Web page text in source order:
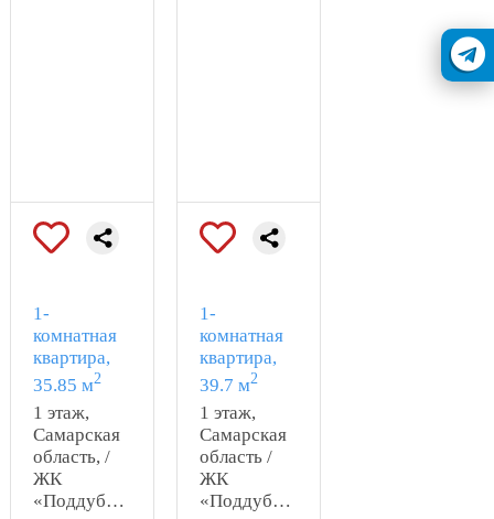
- Цена действует только на
старте продаж, идеально
https://наш.дом.рф
1-
комнатная
квартира,
35.85 м2
1 этаж,
Самарская
область, /
ЖК
«Поддубный»
1-
комнатная
квартира,
39.7 м2
1 этаж,
Самарская
область /
ЖК
«Поддубный»